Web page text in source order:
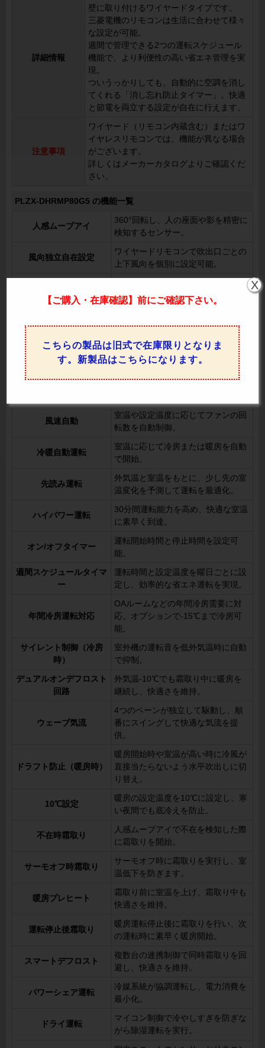
詳細情報
壁に取り付けるワイヤードタイプです。
三菱電機のリモコンは生活に合わせて様々
な設定が可能。
週間で管理できる2つの運転スケジュール
機能で、より利便性の高い省エネ管理を実
現。
ついうっかりしても、自動的に空調を消し
てくれる「消し忘れ防止タイマー」。快適
と節電を両立する設定が自在に行えます。
注意事項
ワイヤード（リモコン内蔵含む）またはワ
イヤレスリモコンでは、機能が異なる場合
がございます。
詳しくはメーカーカタログよりご確認くだ
さい。
PLZX-DHRMP80G5 の機能一覧
人感ムーブアイ
360°回転し、人の座面や影を精密に
検知するセンサー。
風向独立自在設定
ワイヤードリモコンで吹出口ごとの
上下風向を個別に設定可能。
を防ぎます。
り替え可能。
上下風向切換 リモコンで上下の風向を調整可能。
左右風向切換 リモコンで左右の風向を変更可能。
風速自動
室温や設定温度に応じてファンの回
転数を自動制御。
冷暖自動運転
室温に応じて冷房または暖房を自動
で開始。
先読み運転
外気温と室温をもとに、少し先の室
温変化を予測して運転を最適化。
ハイパワー運転
30分間運転能力を高め、快適な室温
に素早く到達。
オン/オフタイマー
運転開始時間と停止時間を設定可
能。
週間スケジュールタイマ
ー
運転時間と設定温度を曜日ごとに設
定し、効率的な省エネ運転を実現。
年間冷房運転対応
OAルームなどの年間冷房需要に対
応。オプションで-15℃まで冷房可
能。
サイレント制御（冷房
時）
室外機の運転音を低外気温時に自動
で抑制。
デュアルオンデフロスト
回路
外気温-10℃でも霜取り中に暖房を
継続し、快適さを維持。
ウェーブ気流
4つのベーンが独立して駆動し、順
番にスイングして快適な気流を提
供。
ドラフト防止（暖房時）
暖房開始時や室温が高い時に冷風が
直接当たらないよう水平吹出しに切
り替え。
10℃設定
暖房の設定温度を10℃に設定し、寒
い夜間でも底冷えを防止。
不在時霜取り
人感ムーブアイで不在を検知した際
に霜取りを開始。
サーモオフ時霜取り
サーモオフ時に霜取りを実行し、室
温低下を防ぎます。
暖房プレヒート
霜取り前に室温を上げ、霜取り中も
快適さを維持。
運転停止後霜取り
暖房運転停止後に霜取りを行い、次
の運転時に素早く暖房開始。
スマートデフロスト
複数台の連携制御で同時霜取りを回
避し、快適さを維持。
パワーシェア運転
冷媒系統が協調運転し、電力消費を
最小化。
ドライ運転
マイコン制御で冷やしすぎを防ぎな
がら除湿運転を実行。
【ご購入・在庫確認】前にご確認下さい。
こちらの製品は旧式で在庫限りとなりま
す。新製品はこちらになります。
X